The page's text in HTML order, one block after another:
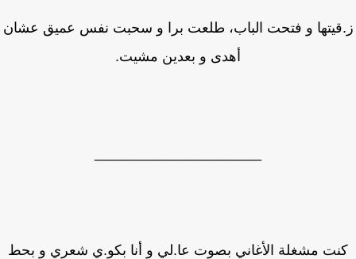
و فتحت الباب، طلعت برا و سحبت نفس عميق عشان
أهدى و بعدين مشيت.
مشغلة الأغاني بصوت عا.لي و أنا بكو.ي شعري و بحط